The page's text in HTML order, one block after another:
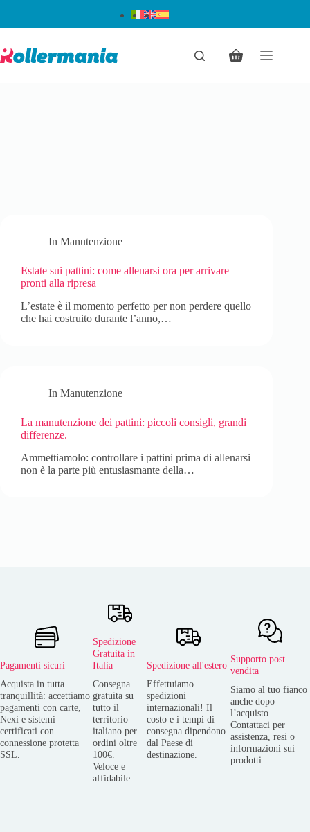
In Manutenzione
Estate sui pattini: come allenarsi ora per arrivare
pronti alla ripresa
L’estate è il momento perfetto per non perdere quello
che hai costruito durante l’anno,…
In Manutenzione
La manutenzione dei pattini: piccoli consigli, grandi
differenze.
Ammettiamolo: controllare i pattini prima di allenarsi
non è la parte più entusiasmante della…
Pagamenti sicuri
Acquista in tutta
tranquillità: accettiamo
pagamenti con carte,
Nexi e sistemi
certificati con
connessione protetta
SSL.
Spedizione
Gratuita in
Italia
Consegna
gratuita su
tutto il
territorio
italiano per
ordini oltre
100€.
Veloce e
affidabile.
Spedizione all'estero
Effettuiamo
spedizioni
internazionali! Il
costo e i tempi di
consegna dipendono
dal Paese di
destinazione.
Supporto post
vendita
Siamo al tuo fianco
anche dopo
l’acquisto.
Contattaci per
assistenza, resi o
informazioni sui
prodotti.